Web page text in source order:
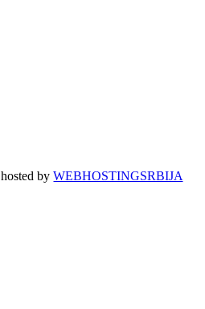
hosted byWEBHOSTINGSRBIJA